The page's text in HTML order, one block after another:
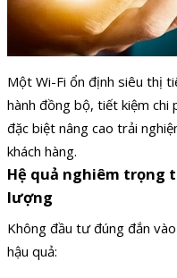
Một Wi-Fi ổn định siêu thị
hành đồng bộ, tiết kiệm chi
đặc biệt nâng cao trải
khách hàng.
Hệ quả nghiêm trọng
lượng
Không đầu tư đúng đắn
hậu quả: